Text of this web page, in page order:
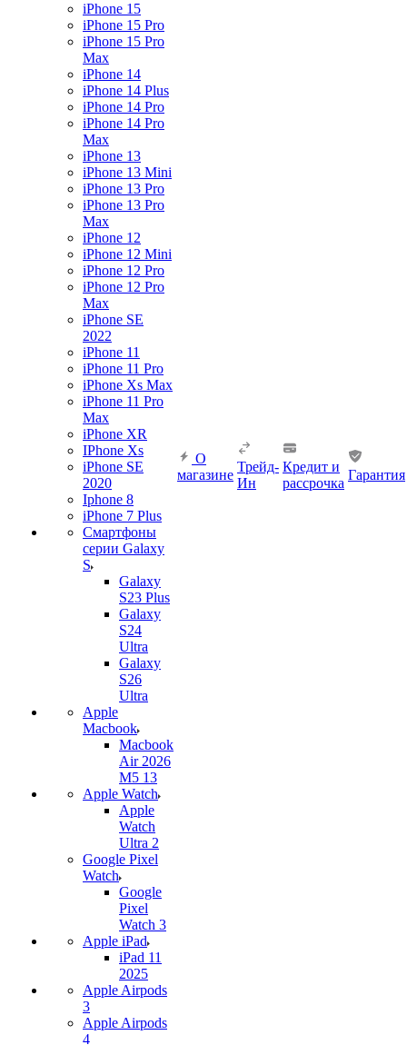
iPhone 15
iPhone 15 Pro
iPhone 15 Pro
Max
iPhone 14
iPhone 14 Plus
iPhone 14 Pro
iPhone 14 Pro
Max
iPhone 13
iPhone 13 Mini
iPhone 13 Pro
iPhone 13 Pro
Max
iPhone 12
iPhone 12 Mini
iPhone 12 Pro
iPhone 12 Pro
Max
iPhone SE
2022
iPhone 11
iPhone 11 Pro
iPhone Xs Max
iPhone 11 Pro
Max
iPhone XR
IPhone Xs
iPhone SE
2020
Iphone 8
iPhone 7 Plus
Смартфоны
серии Galaxy
S
Galaxy
S23 Plus
Galaxy
S24
Ultra
Galaxy
S26
Ultra
Apple
Macbook
Macbook
Air 2026
M5 13
Apple Watch
Apple
Watch
Ultra 2
Google Pixel
Watch
Google
Pixel
Watch 3
Apple iPad
iPad 11
2025
Apple Airpods
3
Apple Airpods
4
О
магазине
Трейд-
Ин
Кредит и
рассрочка
Гарантия